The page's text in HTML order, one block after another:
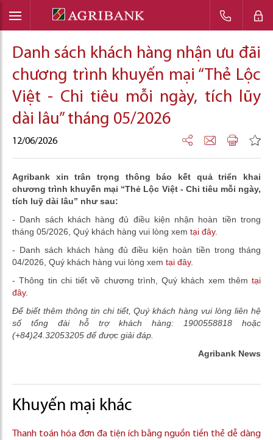
Danh sách khách hàng nhận ưu đãi
chương trình khuyến mại “Thẻ Lộc
Việt - Chi tiêu mỗi ngày, tích lũy
dài lâu” tháng 05/2026
12/06/2026
Agribank xin trân trọng thông báo kết quả triển khai
chương trình khuyến mại “Thẻ Lộc Việt - Chi tiêu mỗi ngày,
tích luỹ dài lâu” như sau:
- Danh sách khách hàng đủ điều kiện nhận hoàn tiền trong
tháng 05/2026, Quý khách hàng vui lòng xem tại đây.
- Danh sách khách hàng đủ điều kiện hoàn tiền trong tháng
04/2026, Quý khách hàng vui lòng xem tại đây.
- Thông tin chi tiết về chương trình, Quý khách xem thêm tại
đây.
Để biết thêm thông tin chi tiết, Quý khách hàng vui lòng liên hệ
số tổng đài hỗ trợ khách hàng: 1900558818 hoặc
(+84)24.32053205 để được giải đáp.
Agribank News
Khuyến mại khác
Thanh toán hóa đơn đa tiện ích bằng nguồn tiền thẻ dễ dàng